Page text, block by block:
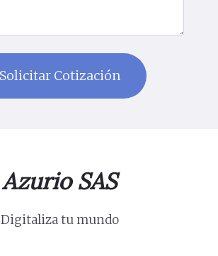
Azurio SAS
Digitaliza tu mundo